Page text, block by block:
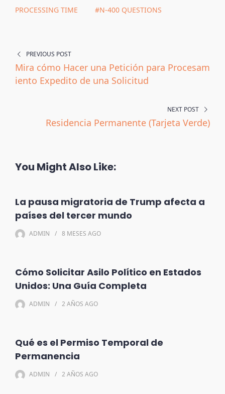
PROCESSING TIME
#N-400 QUESTIONS
PREVIOUS POST
Mira cómo Hacer una Petición para Procesam
iento Expedito de una Solicitud
NEXT POST
Residencia Permanente (Tarjeta Verde)
You Might Also Like:
La pausa migratoria de Trump afecta a
países del tercer mundo
ADMIN 8 MESES AGO
Cómo Solicitar Asilo Político en Estados
Unidos: Una Guía Completa
ADMIN 2 AÑOS AGO
Qué es el Permiso Temporal de
Permanencia
ADMIN 2 AÑOS AGO